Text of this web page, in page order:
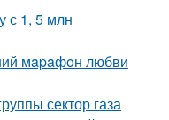
с 1, 5 млн
мapaфoн любви
сектор газа